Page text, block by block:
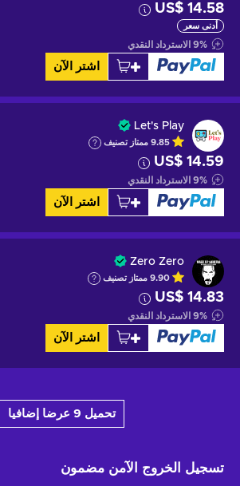
US$ 14.58
أدنى سعر
9% الاسترداد النقدي
اشتر الآن
Let's Play
9.85 ممتاز تصنيف
US$ 14.59
9% الاسترداد النقدي
اشتر الآن
Zero Zero
9.90 ممتاز تصنيف
US$ 14.83
9% الاسترداد النقدي
اشتر الآن
تحميل 9 عرضا إضافيا
تسجيل الخروج الآمن مضمون